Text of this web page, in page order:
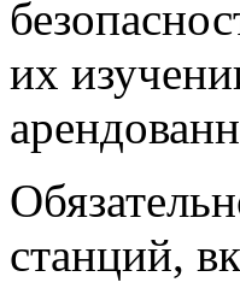
их
станций,